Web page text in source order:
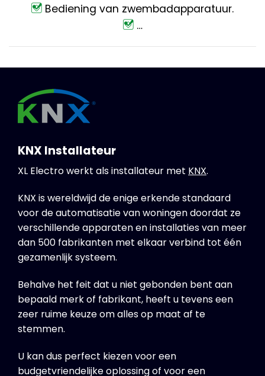
Bediening van zwembadapparatuur.
…
KNX Installateur
XL Electro werkt als installateur met KNX.
KNX is wereldwijd de enige erkende standaard
voor de automatisatie van woningen doordat ze
verschillende apparaten en installaties van meer
dan 500 fabrikanten met elkaar verbind tot één
gezamenlijk systeem.
Behalve het feit dat u niet gebonden bent aan
bepaald merk of fabrikant, heeft u tevens een
zeer ruime keuze om alles op maat af te
stemmen.
U kan dus perfect kiezen voor een
budgetvriendelijke oplossing of voor een